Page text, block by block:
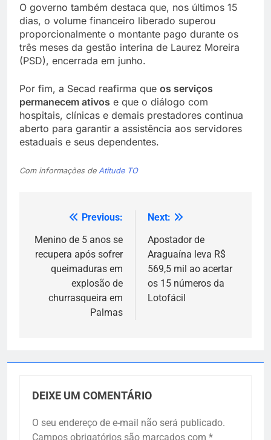
O governo também destaca que, nos últimos 15
dias, o volume financeiro liberado superou
proporcionalmente o montante pago durante os
três meses da gestão interina de Laurez Moreira
(PSD), encerrada em junho.
Por fim, a Secad reafirma que os serviços
permanecem ativos e que o diálogo com
hospitais, clínicas e demais prestadores continua
aberto para garantir a assistência aos servidores
estaduais e seus dependentes.
Com informações de Atitude TO
Navegação
de
Post
Previous:
Menino de 5 anos se
recupera após sofrer
queimaduras em
explosão de
churrasqueira em
Palmas
Next:
Apostador de
Araguaína leva R$
569,5 mil ao acertar
os 15 números da
Lotofácil
DEIXE UM COMENTÁRIO
O seu endereço de e-mail não será publicado.
Campos obrigatórios são marcados com *